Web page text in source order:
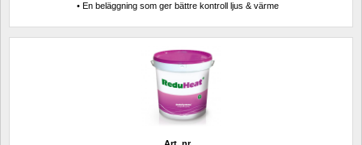
• En beläggning som ger bättre kontroll ljus & värme